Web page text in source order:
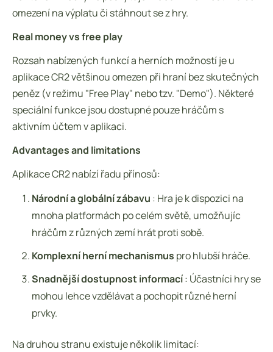
omezení na výplatu či stáhnout se z hry.
Real money vs free play
Rozsah nabízených funkcí a herních možností je u
aplikace CR2 většinou omezen při hraní bez skutečných
peněz (v režimu "Free Play" nebo tzv. "Demo"). Některé
speciální funkce jsou dostupné pouze hráčům s
aktivním účtem v aplikaci.
Advantages and limitations
Aplikace CR2 nabízí řadu přínosů:
Národní a globální zábavu : Hra je k dispozici na
mnoha platformách po celém světě, umožňujíc
hráčům z různých zemí hrát proti sobě.
Komplexní herní mechanismus pro hlubší hráče.
Snadnější dostupnost informací: Účastníci hry se
mohou lehce vzdělávat a pochopit různé herní
prvky.
Na druhou stranu existuje několik limitací: